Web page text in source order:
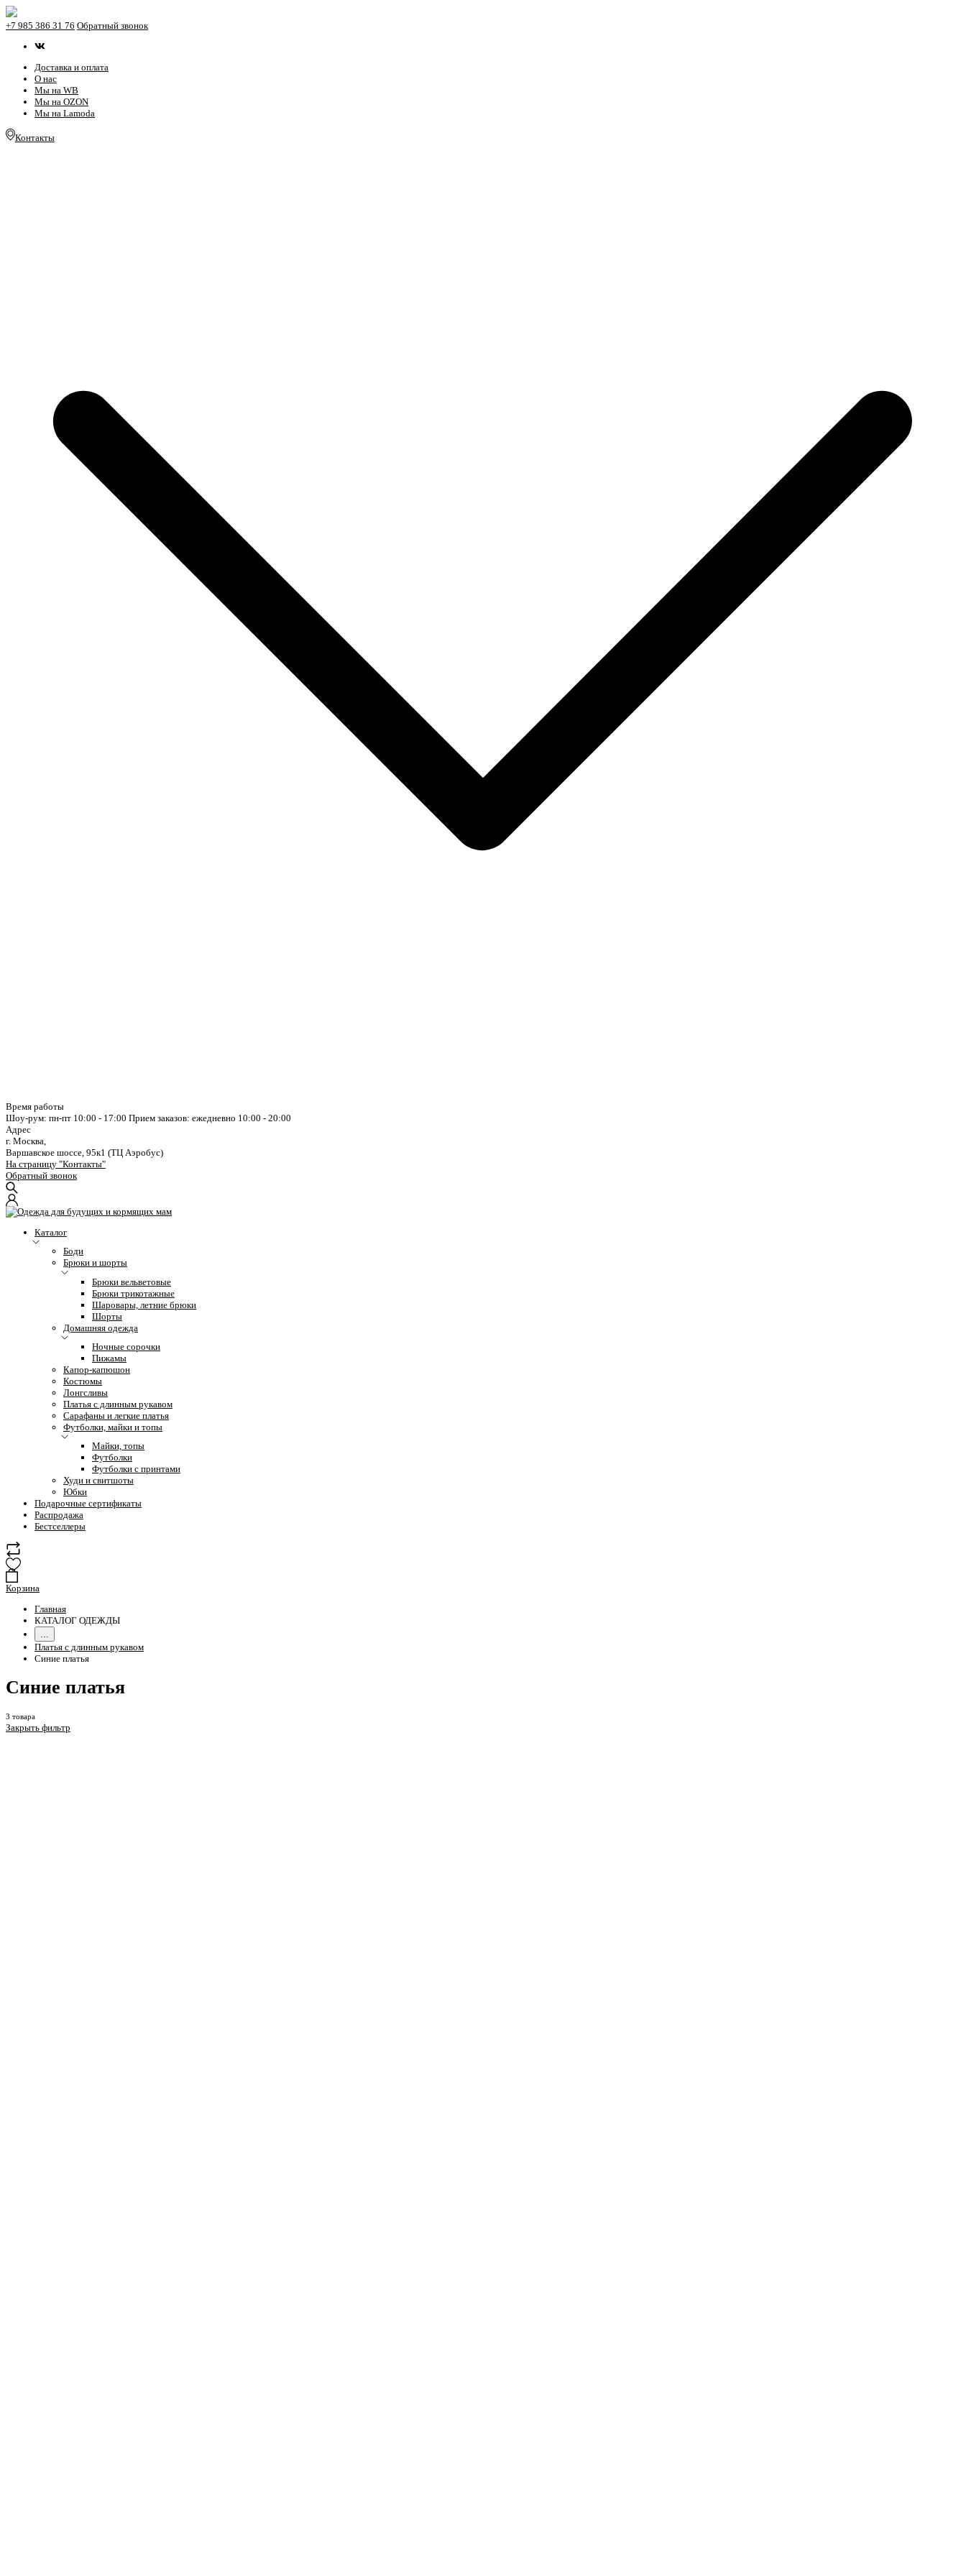
+7 985 386 31 76 Обратный звонок
Доставка и оплата
О нас
Мы на WB
Мы на OZON
Мы на Lamoda
Контакты
Время работы
Шоу-рум: пн-пт 10:00 - 17:00 Прием заказов: ежедневно 10:00 - 20:00
Адрес
г. Москва,
Варшавское шоссе, 95к1 (ТЦ Аэробус)
На страницу "Контакты"
Обратный звонок
Каталог
Боди
Брюки и шорты
Брюки вельветовые
Брюки трикотажные
Шаровары, летние брюки
Шорты
Домашняя одежда
Ночные сорочки
Пижамы
Капор-капюшон
Костюмы
Лонгсливы
Платья с длинным рукавом
Сарафаны и легкие платья
Футболки, майки и топы
Майки, топы
Футболки
Футболки с принтами
Худи и свитшоты
Юбки
Подарочные сертификаты
Распродажа
Бестселлеры
Корзина
Главная
КАТАЛОГ ОДЕЖДЫ
Платья с длинным рукавом
Синие платья
Синие платья
3 товара
Закрыть фильтр